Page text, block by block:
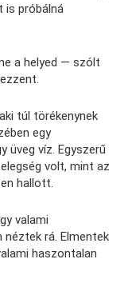
is próbálná
a helyed — szólt
túl törékenynek
egy
üveg víz. Egyszerű
volt, mint az
hallott.
valami
néztek rá. Elmentek
haszontalan